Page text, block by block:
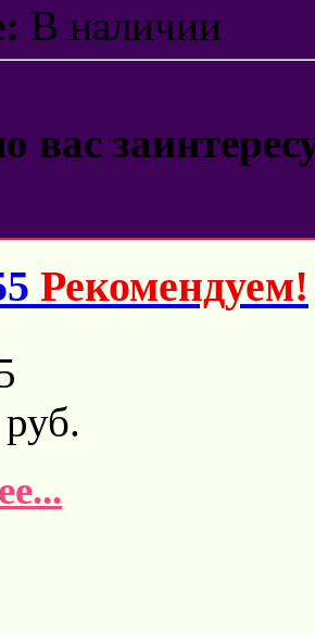
В наличии
вас
Рекомендуем!
руб.